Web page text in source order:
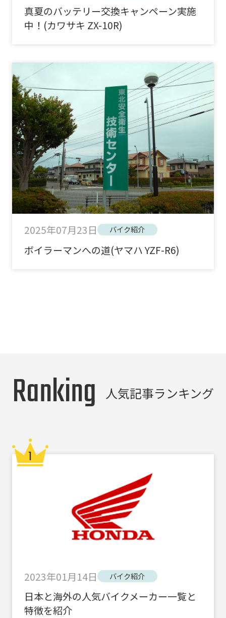
真夏のバッテリー交換キャンペーン実施
中！(カワサキ ZX-10R)
2025年07月23日 バイク紹介
ボイラーマンへの道(ヤマハ YZF-R6)
Ranking 人気記事ランキング
2023年01月14日 バイク紹介
日本と海外の人気バイクメーカー一覧と
特徴を紹介